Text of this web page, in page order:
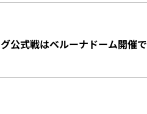
公式戦はベルーナドーム開催で